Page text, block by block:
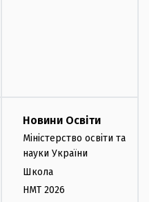
Новини Освіти
Міністерство освіти та
науки України
Школа
НМТ 2026